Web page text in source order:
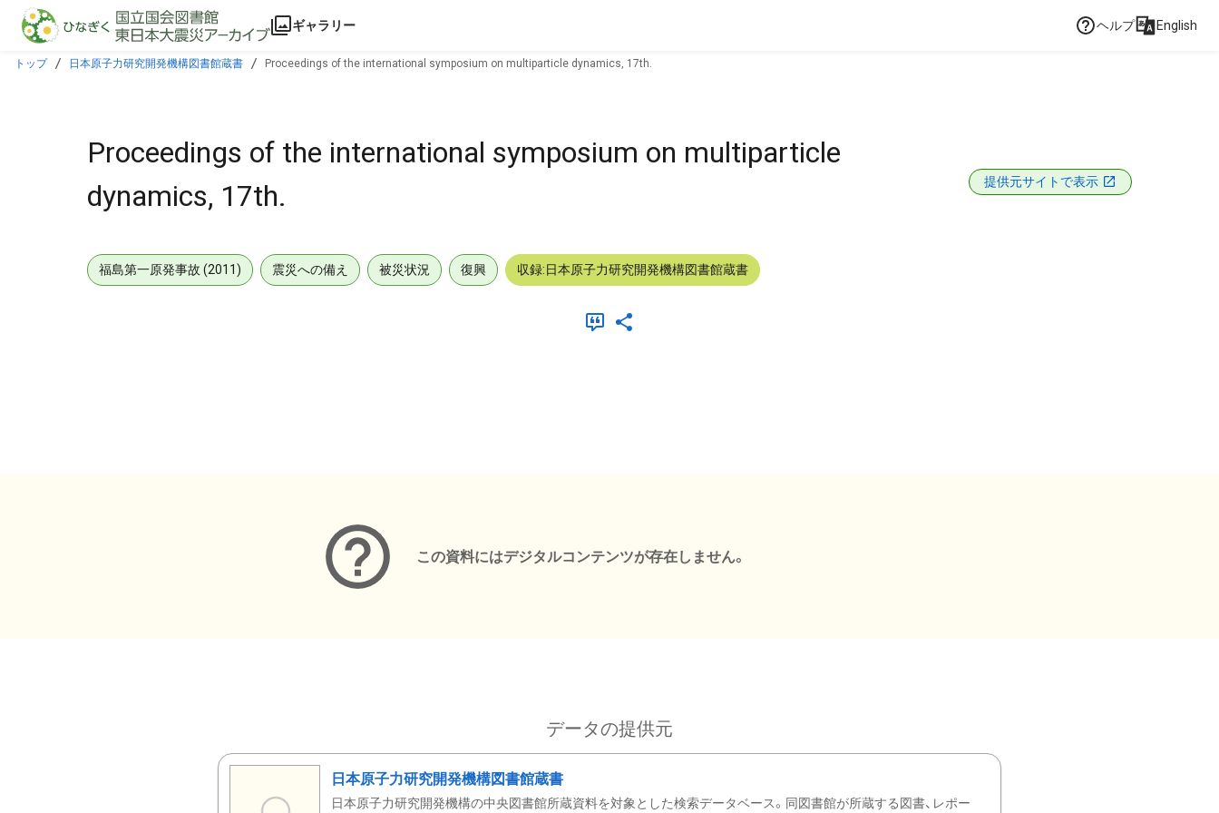
本文に飛ぶ
ギャラリー ヘルプ English
トップ 日本原子力研究開発機構図書館蔵書 Proceedings of the international symposium on multiparticle dynamics, 17th.
Proceedings of the international symposium on multiparticle
dynamics, 17th.
提供元サイトで表示
福島第一原発事故 (2011) 震災への備え 被災状況 復興 収録:日本原子力研究開発機構図書館蔵書
この資料にはデジタルコンテンツが存在しません。
データの提供元
日本原子力研究開発機構図書館蔵書
日本原子力研究開発機構の中央図書館所蔵資料を対象とした検索データベース。同図書館が所蔵する図書、レポー